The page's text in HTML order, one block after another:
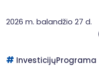
2026 m. balandžio 27 d.
InvesticijųPrograma